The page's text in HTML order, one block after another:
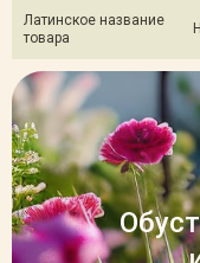
Латинское название
товара